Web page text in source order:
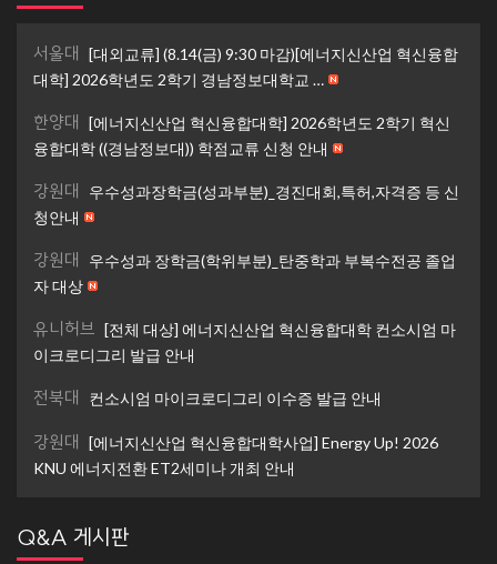
서울대 [대외교류] (8.14(금) 9:30 마감)[에너지신산업 혁신융합
대학] 2026학년도 2학기 경남정보대학교 …
한양대 [에너지신산업 혁신융합대학] 2026학년도 2학기 혁신
융합대학 ((경남정보대)) 학점교류 신청 안내
강원대
우수성과장학금(성과부분)_경진대회,특허,자격증 등 신
청안내
강원대
우수성과 장학금(학위부분)_탄중학과 부복수전공 졸업
자 대상
유니허브 [전체 대상] 에너지신산업 혁신융합대학 컨소시엄 마
이크로디그리 발급 안내
전북대 컨소시엄 마이크로디그리 이수증 발급 안내
강원대 [에너지신산업 혁신융합대학사업] Energy Up! 2026
KNU 에너지전환 ET2세미나 개최 안내
Q&A 게시판